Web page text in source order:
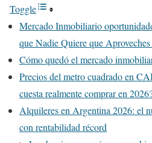
Toggle
Mercado Inmobiliario
que Nadie Quiere que Aproveches
Cómo quedó el mercado
Precios del metro cuadrado en
cuesta realmente comprar en
Alquileres en Argentina 2026: el
con rentabilidad récord